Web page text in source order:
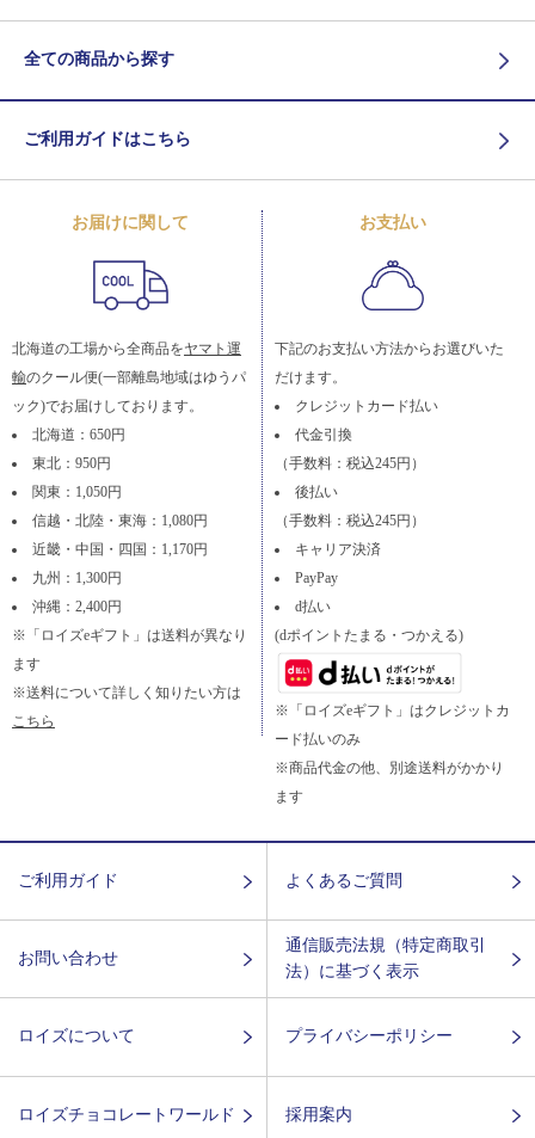
全ての商品から探す
ご利用ガイドはこちら
お届けに関して
北海道の工場から全商品をヤマト運
輸のクール便(一部離島地域はゆうパ
ック)でお届けしております。
北海道：650円
東北：950円
関東：1,050円
信越・北陸・東海：1,080円
近畿・中国・四国：1,170円
九州：1,300円
沖縄：2,400円
※「ロイズeギフト」は送料が異なり
ます
※送料について詳しく知りたい方は
こちら
お支払い
下記のお支払い方法からお選びいた
だけます。
クレジットカード払い
代金引換
（手数料：税込245円）
後払い
（手数料：税込245円）
キャリア決済
PayPay
d払い
(dポイントたまる・つかえる)
※「ロイズeギフト」はクレジットカ
ード払いのみ
※商品代金の他、別途送料がかかり
ます
ご利用ガイド よくあるご質問
お問い合わせ
通信販売法規（特定商取引
法）に基づく表示
ロイズについて プライバシーポリシー
ロイズチョコレートワールド 採用案内